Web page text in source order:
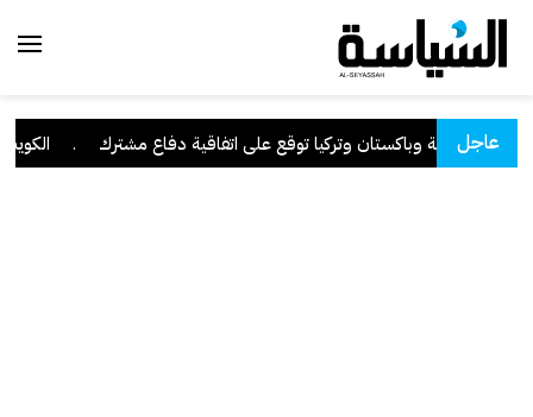
عاجل
السعودية وباكستان وتركيا توقع على اتفاقية دفاع مشترك . الكويت